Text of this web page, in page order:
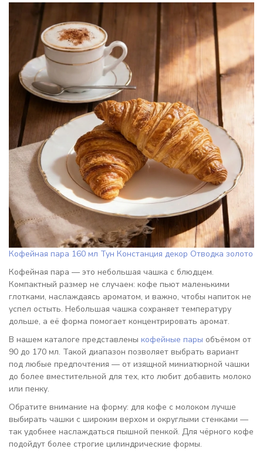
Кофейная пара 160 мл Тун Констанция декор Отводка золото
Кофейная пара — это небольшая чашка с блюдцем.
Компактный размер не случаен: кофе пьют маленькими
глотками, наслаждаясь ароматом, и важно, чтобы напиток не
успел остыть. Небольшая чашка сохраняет температуру
дольше, а её форма помогает концентрировать аромат.
В нашем каталоге представлены кофейные пары объёмом от
90 до 170 мл. Такой диапазон позволяет выбрать вариант
под любые предпочтения — от изящной миниатюрной чашки
до более вместительной для тех, кто любит добавить молоко
или пенку.
Обратите внимание на форму: для кофе с молоком лучше
выбирать чашки с широким верхом и округлыми стенками —
так удобнее наслаждаться пышной пенкой. Для чёрного кофе
подойдут более строгие цилиндрические формы.